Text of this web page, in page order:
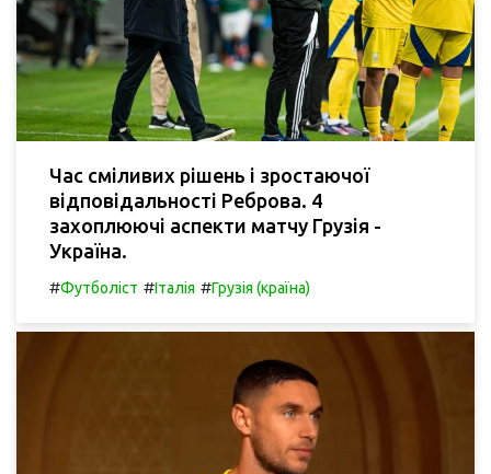
Час сміливих рішень і зростаючої
відповідальності Реброва. 4
захоплюючі аспекти матчу Грузія -
Україна.
#Футболіст #Італія #Грузія (країна)